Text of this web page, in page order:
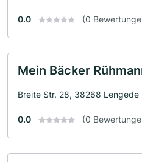
0.0 (0
Mein Bäcker
Breite Str. 28, 38268 Lengede
0.0 (0